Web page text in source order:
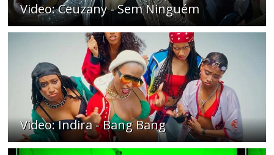
Video: Ceuzany - Sem Ninguém
Video: Indira - Bang Bang